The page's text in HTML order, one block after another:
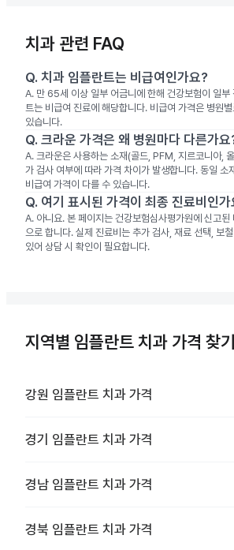
치과 관련 FAQ
Q. 치과 임플란트는 비급여인가요?
A. 만 65세 이상 일부 어금니에 한해 건강보험이 일부
트는 비급여 진료에 해당합니다. 비급여 가격은 병원
있습니다.
Q. 크라운 가격은 왜 병원마다 다른가요
A. 크라운은 사용하는 소재(골드, PFM, 지르코니아,
가 검사 여부에 따라 가격 차이가 발생합니다. 동일 소
비급여 가격이 다를 수 있습니다.
Q. 여기 표시된 가격이 최종 진료비인가
A. 아니요. 본 페이지는 건강보험심사평가원에 신고
으로 합니다. 실제 진료비는 추가 검사, 재료 선택, 보
있어 상담 시 확인이 필요합니다.
지역별 임플란트 치과 가격 찾기
강원 임플란트 치과 가격
경기 임플란트 치과 가격
경남 임플란트 치과 가격
경북 임플란트 치과 가격